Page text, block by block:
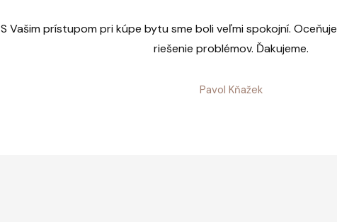
S Vašim prístupom pri kúpe bytu sme boli veľmi spokojní.
riešenie problémov. Ďakujeme.
Pavol Kňažek